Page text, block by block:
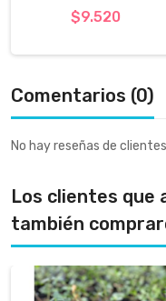
$9.520
Comentarios (0)
No hay reseñas de
Los clientes que
también